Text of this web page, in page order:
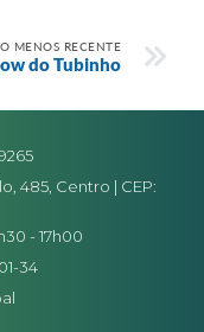
MENOS RECENTE
do Tubinho
485, Centro | CEP:
- 17h00
34